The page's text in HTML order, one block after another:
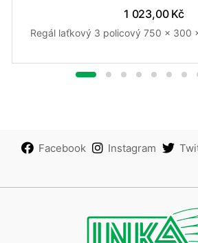
1 023,00 Kč
Regál laťkový 3 policový 750 x 300
Facebook Instagram